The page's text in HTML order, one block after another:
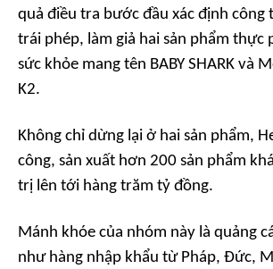
quả điều tra bước đầu xác định công
trái phép, làm giả hai sản phẩm thực
sức khỏe mang tên BABY SHARK và
K2.
Không chỉ dừng lại ở hai sản phẩm,
công, sản xuất hơn 200 sản phẩm
trị lên tới hàng trăm tỷ đồng.
Mánh khóe của nhóm này là quảng
như hàng nhập khẩu từ Pháp, Đức,